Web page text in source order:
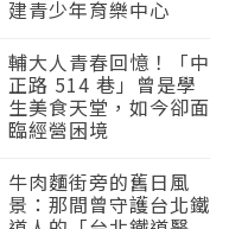
建青少年育樂中心
輔大人青春回憶！「中
正路 514 巷」曾是學
生美食天堂，如今卻面
臨經營困境
牛肉麵街旁的舊日風
景：那間曾守護台北鐵